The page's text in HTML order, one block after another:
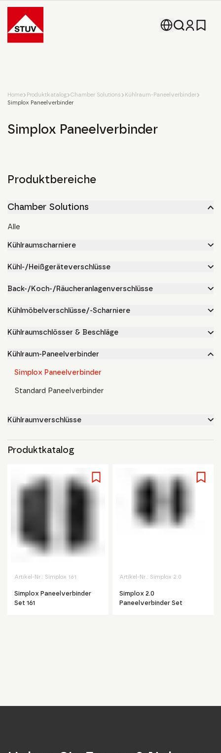
Go To the Homepage
Home Produktkatalog Chamber Solutions
Kühlraum-Paneelverbinder
Simplox Paneelverbinder
Simplox Paneelverbinder
Produktbereiche
Chamber Solutions
Alle
Kühlraumscharniere
Kühl-/Heißgeräteverschlüsse
Back-/Koch-/Räucheranlagenverschlüsse
Kühlmöbelverschlüsse/-Scharniere
Kühlraumschlösser & Beschläge
Kühlraum-Paneelverbinder
Simplox Paneelverbinder
Standard Paneelverbinder
Kühlraumverschlüsse
Produktkatalog
Artikel-Nr.: Simplox 161
Simplox Paneelverbinder
Set 161
Artikel-Nr.: Simplox 2.0
Simplox 2.0
Paneelverbinder Set